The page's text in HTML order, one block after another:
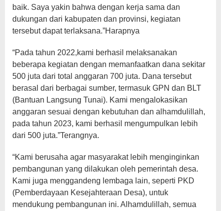
baik. Saya yakin bahwa dengan kerja sama dan
dukungan dari kabupaten dan provinsi, kegiatan
tersebut dapat terlaksana.”Harapnya
“Pada tahun 2022,kami berhasil melaksanakan
beberapa kegiatan dengan memanfaatkan dana sekitar
500 juta dari total anggaran 700 juta. Dana tersebut
berasal dari berbagai sumber, termasuk GPN dan BLT
(Bantuan Langsung Tunai). Kami mengalokasikan
anggaran sesuai dengan kebutuhan dan alhamdulillah,
pada tahun 2023, kami berhasil mengumpulkan lebih
dari 500 juta.”Terangnya.
“Kami berusaha agar masyarakat lebih menginginkan
pembangunan yang dilakukan oleh pemerintah desa.
Kami juga menggandeng lembaga lain, seperti PKD
(Pemberdayaan Kesejahteraan Desa), untuk
mendukung pembangunan ini. Alhamdulillah, semua